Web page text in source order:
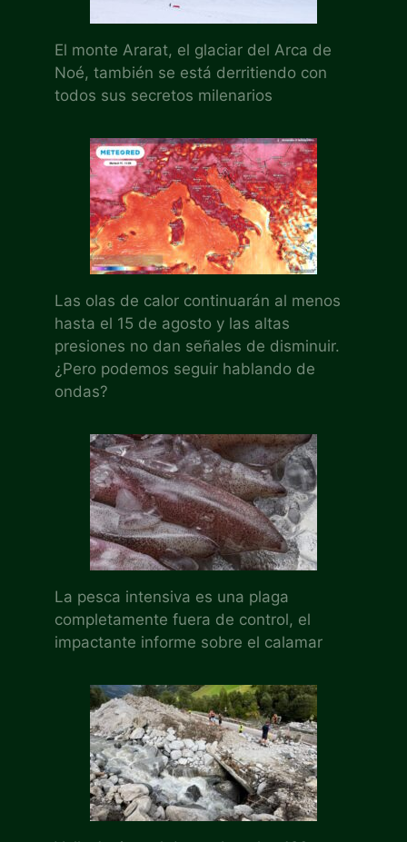
El monte Ararat, el glaciar del Arca de
Noé, también se está derritiendo con
todos sus secretos milenarios
Las olas de calor continuarán al menos
hasta el 15 de agosto y las altas
presiones no dan señales de disminuir.
¿Pero podemos seguir hablando de
ondas?
La pesca intensiva es una plaga
completamente fuera de control, el
impactante informe sobre el calamar